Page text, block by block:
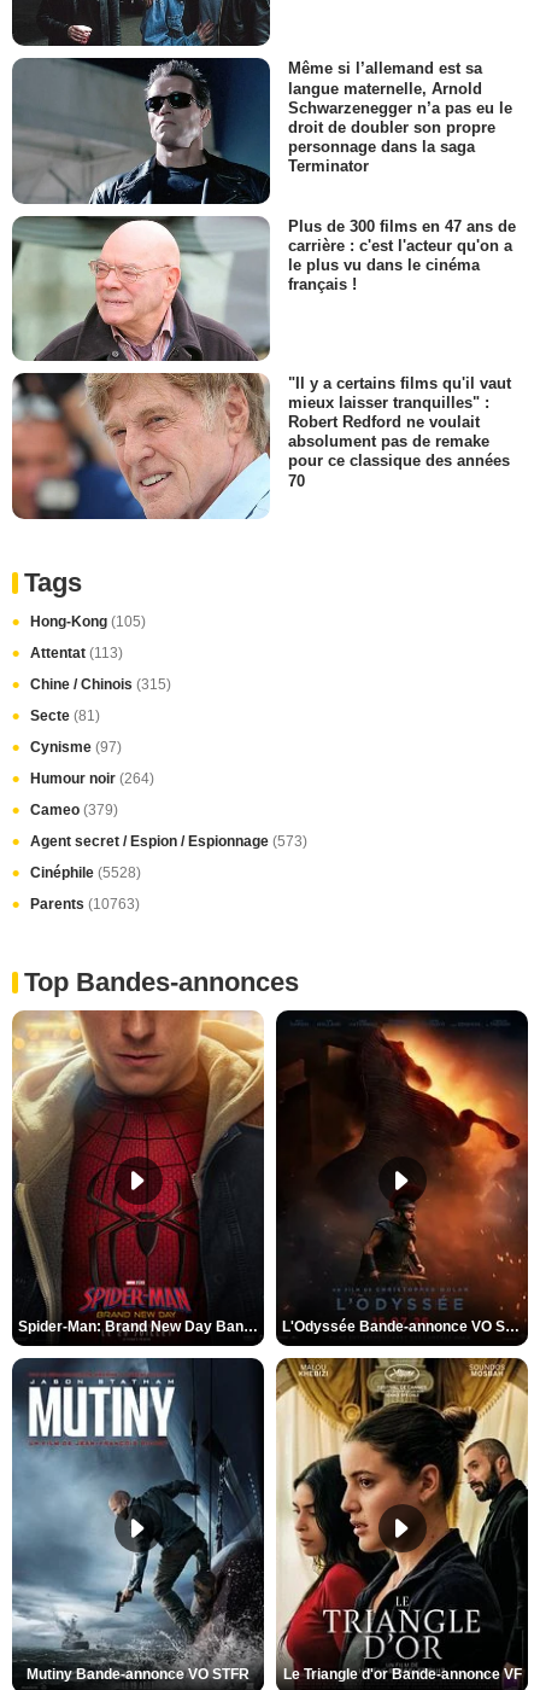
Même si l’allemand est sa
langue maternelle, Arnold
Schwarzenegger n’a pas eu le
droit de doubler son propre
personnage dans la saga
Terminator
Plus de 300 films en 47 ans de
carrière : c'est l'acteur qu'on a
le plus vu dans le cinéma
français !
"Il y a certains films qu'il vaut
mieux laisser tranquilles" :
Robert Redford ne voulait
absolument pas de remake
pour ce classique des années
70
Tags
Hong-Kong (105)
Attentat (113)
Chine / Chinois (315)
Secte (81)
Cynisme (97)
Humour noir (264)
Cameo (379)
Agent secret / Espion / Espionnage (573)
Cinéphile (5528)
Parents (10763)
Top Bandes-annonces
Spider-Man: Brand New Day Bande-annonce VO STFR L'Odyssée Bande-annonce VO STFR
Mutiny Bande-annonce VO STFR Le Triangle d'or Bande-annonce VF